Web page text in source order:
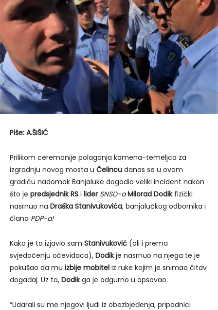
Piše: A.ŠIŠIĆ
Prilikom ceremonije polaganja kamena-temeljca za
izgradnju novog mosta u Čelincu danas se u ovom
gradiću nadomak Banjaluke dogodio veliki incident nakon
što je predsjednik RS i lider SNSD-a Milorad Dodikfizički
nasrnuo na Draška Stanivukovića, banjalučkog odbornika i
člana PDP-a!
Kako je to izjavio sam Stanivuković (ali i prema
svjedočenju očevidaca), Dodikje nasrnuo na njega te je
pokušao da mu izbije mobitel iz ruke kojim je snimao čitav
događaj. Uz to, Dodikga je odgurno u opsovao.
“Udarali su me njegovi ljudi iz obezbjeđenja, pripadnici